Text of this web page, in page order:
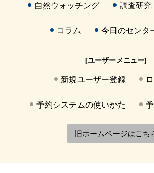
自然ウォッチング 調査研究
コラム 今日のセンタ
[ユーザーメニュー]
新規ユーザー登録
予約システムの使いかた
旧ホームページはこち